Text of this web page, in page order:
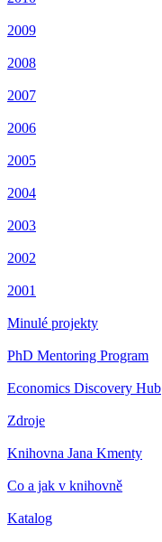
2009
2008
2007
2006
2005
2004
2003
2002
2001
Minulé projekty
PhD Mentoring Program
Economics Discovery Hub
Zdroje
Knihovna Jana Kmenty
Co a jak v knihovně
Katalog